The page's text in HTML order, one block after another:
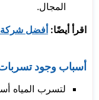
المجال.
اقرأ أيضًا: أفضل شركة عزل
أسباب وجود تسربات
لتسرب المياه